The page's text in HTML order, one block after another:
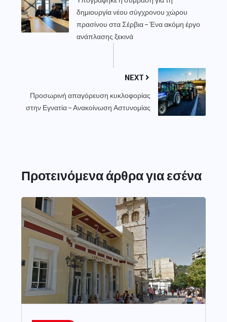
δημιουργία νέου σύγχρονου χώρου
πρασίνου στα Σέρβια – Ένα ακόμη έργο
ανάπλασης ξεκινά
NEXT
Προσωρινή απαγόρευση κυκλοφορίας
στην Εγνατία – Ανακοίνωση Αστυνομίας
Προτεινόμενα άρθρα για εσένα